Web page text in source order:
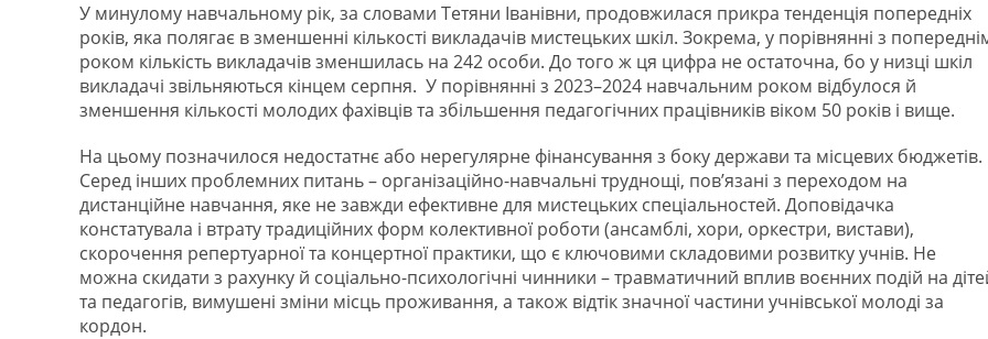
У минулому навчальному рік, за словами Тетяни Іванівни, продовжилася прикра тенденція попередніх
років, яка полягає в зменшенні кількості викладачів мистецьких шкіл. Зокрема, у порівнянні з
роком кількість викладачів зменшилась на 242 особи. До того ж ця цифра не остаточна, бо у низці шкіл
викладачі звільняються кінцем серпня. У порівнянні з 2023–2024 навчальним роком відбулося й
зменшення кількості молодих фахівців та збільшення педагогічних працівників віком 50 років і вище.
На цьому позначилося недостатнє або нерегулярне фінансування з боку держави та місцевих бюджетів.
Серед інших проблемних питань – організаційно-навчальні труднощі, пов’язані з переходом на
дистанційне навчання, яке не завжди ефективне для мистецьких спеціальностей. Доповідачка
констатувала і втрату традиційних форм колективної роботи (ансамблі, хори, оркестри, вистави),
скорочення репертуарної та концертної практики, що є ключовими складовими розвитку учнів. Не
можна скидати з рахунку й соціально-психологічні чинники – травматичний вплив воєнних подій на
та педагогів, вимушені зміни місць проживання, а також відтік значної частини учнівської молоді за
кордон.